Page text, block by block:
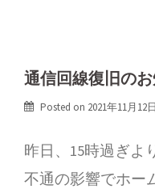
通信回線復旧の
Posted on 2021年11月12日
昨日、15時過ぎよ
不通の影響でホー